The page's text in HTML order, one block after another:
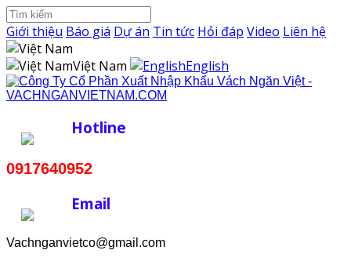
Giới thiệu Báo giá Dự án Tin tức Hỏi đáp Video Liên hệ
Việt Nam
English
Hotline
0917640952
Email
Vachnganvietco@gmail.com